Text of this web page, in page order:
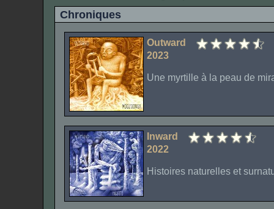
Chroniques
Outward
2023
Une myrtille à la peau de
Inward
2022
Histoires naturelles et